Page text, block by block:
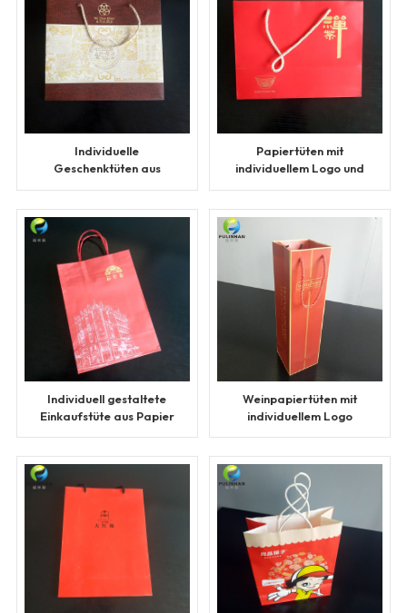
Individuelle
Geschenktüten aus
Papiertüten mit
individuellem Logo und
Individuell gestaltete
Einkaufstüte aus Papier
Weinpapiertüten mit
individuellem Logo